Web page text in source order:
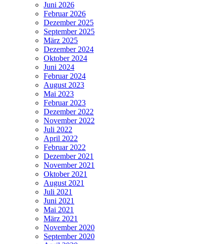
Juni 2026
Februar 2026
Dezember 2025
September 2025
März 2025
Dezember 2024
Oktober 2024
Juni 2024
Februar 2024
August 2023
Mai 2023
Februar 2023
Dezember 2022
November 2022
Juli 2022
April 2022
Februar 2022
Dezember 2021
November 2021
Oktober 2021
August 2021
Juli 2021
Juni 2021
Mai 2021
März 2021
November 2020
September 2020